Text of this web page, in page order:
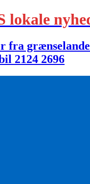
lokale
2124 2696